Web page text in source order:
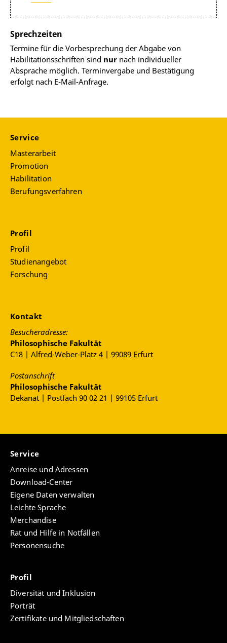
Sprechzeiten
Termine für die Vorbesprechung der Abgabe von
Habilitationsschriften sind nur nach individueller
Absprache möglich. Terminvergabe und Bestätigung
erfolgt nach E-Mail-Anfrage.
Service
Masterarbeit
Promotion
Habilitation
Berufungsverfahren
Profil
Profil
Studienangebot
Forschung
Kontakt
Besucheradresse:
Philosophische Fakultät
C18 | Alfred-Weber-Platz 4 | 99089 Erfurt
Postanschrift
Philosophische Fakultät
Dekanat | Postfach 90 02 21 | 99105 Erfurt
Service
Anreise und Adressen
Download-Center
Eigene Daten verwalten
Leichte Sprache
Merchandise
Rat und Hilfe in Notfällen
Personensuche
Profil
Diversität und Inklusion
Porträt
Zertifikate und Mitgliedschaften